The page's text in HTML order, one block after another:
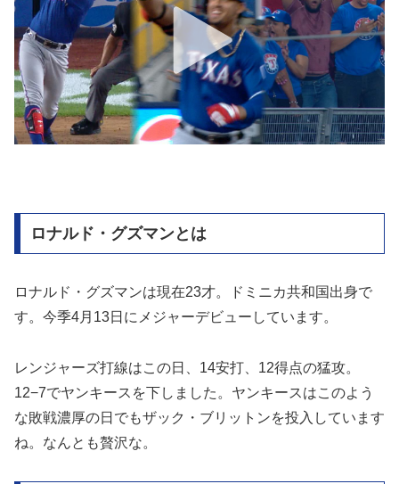
ロナルド・グズマンとは
ロナルド・グズマンは現在23才。ドミニカ共和国出身で
す。今季4月13日にメジャーデビューしています。
レンジャーズ打線はこの日、14安打、12得点の猛攻。
12−7でヤンキースを下しました。ヤンキースはこのよう
な敗戦濃厚の日でもザック・ブリットンを投入しています
ね。なんとも贅沢な。